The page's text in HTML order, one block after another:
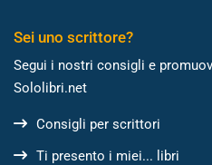
Sei uno scrittore?
Segui i nostri consigli e
Sololibri.net
Consigli per scrittori
Ti presento i miei... libri